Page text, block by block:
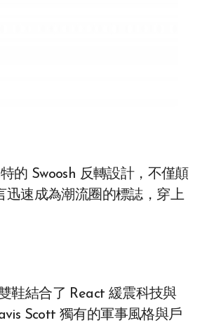
的 Swoosh 反轉設計，不僅顛
速成為潮流圈的標誌，穿上
鞋結合了 React 緩震科技與
Scott 獨有的軍事風格與戶